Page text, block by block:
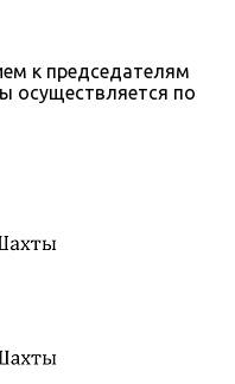
к председателям
осуществляется по